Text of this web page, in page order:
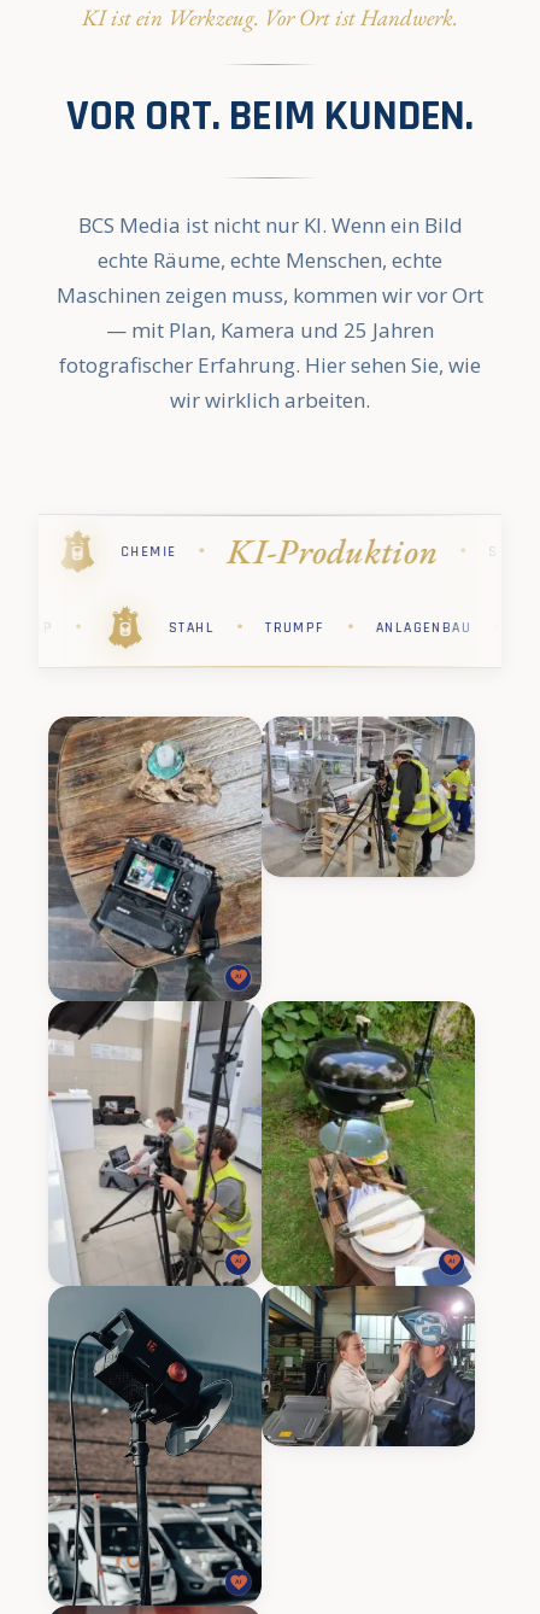
KI ist ein Werkzeug. Vor Ort ist Handwerk.
VOR ORT. BEIM KUNDEN.
BCS Media ist nicht nur KI. Wenn ein Bild
echte Räume, echte Menschen, echte
Maschinen zeigen muss, kommen wir vor Ort
— mit Plan, Kamera und 25 Jahren
fotografischer Erfahrung. Hier sehen Sie, wie
wir wirklich arbeiten.
STIHL PHARMA · KÄRCHER ·
PHARMA · STIHL · CHEMIE · SAP ·